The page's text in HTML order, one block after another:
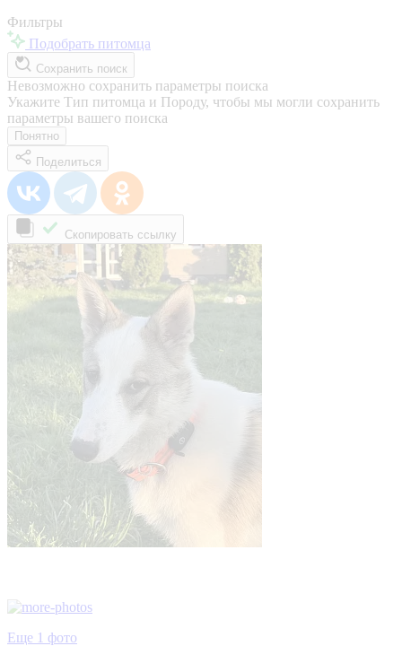
Фильтры
Подобрать питомца
Сохранить поиск
Невозможно сохранить параметры поиска
Укажите Тип питомца и Породу, чтобы мы могли сохранить
параметры вашего поиска
Понятно
Поделиться
Скопировать ссылку
Еще 1 фото